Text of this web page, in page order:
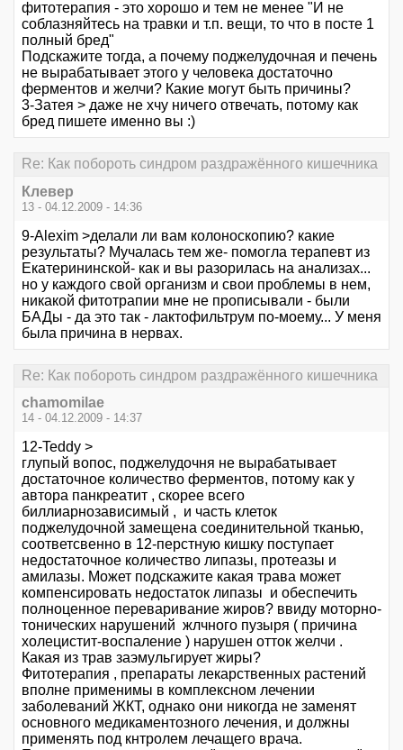
фитотерапия - это хорошо и тем не менее "И не
соблазняйтесь на травки и т.п. вещи, то что в посте 1
полный бред"
Подскажите тогда, а почему поджелудочная и печень
не вырабатывает этого у человека достаточно
ферментов и желчи? Какие могут быть причины?
3-Затея > даже не хчу ничего отвечать, потому как
бред пишете именно вы :)
Re: Как побороть синдром раздражённого кишечника
Клевер
13 - 04.12.2009 - 14:36
9-Alexim >делали ли вам колоноскопию? какие
результаты? Мучалась тем же- помогла терапевт из
Екатерининской- как и вы разорилась на анализах...
но у каждого свой организм и свои проблемы в нем,
никакой фитотрапии мне не прописывали - были
БАДы - да это так - лактофильтрум по-моему... У меня
была причина в нервах.
Re: Как побороть синдром раздражённого кишечника
chamomilae
14 - 04.12.2009 - 14:37
12-Teddy >
глупый вопос, поджелудочня не вырабатывает
достаточное количество ферментов, потому как у
автора панкреатит , скорее всего
биллиарнозависимый , и часть клеток
поджелудочной замещена соединительной тканью,
соответсвенно в 12-перстную кишку поступает
недостаточное количество липазы, протеазы и
амилазы. Может подскажите какая трава может
компенсировать недостаток липазы и обеспечить
полноценное переваривание жиров? ввиду моторно-
тонических нарушений жлчного пузыря ( причина
холецистит-воспаление ) нарушен отток желчи .
Какая из трав заэмульгирует жиры?
Фитотерапия , препараты лекарственных растений
вполне применимы в комплексном лечении
заболеваний ЖКТ, однако они никогда не заменят
основного медикаментозного лечения, и должны
применять под кнтролем лечащего врача.